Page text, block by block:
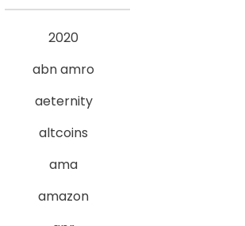
2020
abn amro
aeternity
altcoins
ama
amazon